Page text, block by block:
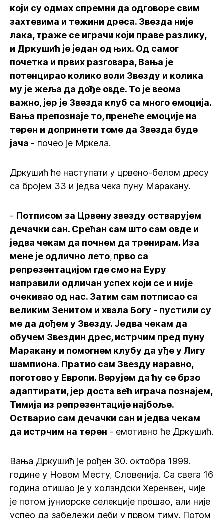
који су одмах спремни да одговоре свим
захтевима и тежини дреса. Звезда није
лака, траже се играчи који праве разлику,
и Дркушић је један од њих. Од самог
почетка и првих разговара, Вања је
потенцирао колико воли Звезду и колика
му је жеља да дође овде. То је веома
важно, јер је Звезда клуб са много емоција.
Вања препознаје то, пренеће емоције на
терен и допринети томе да Звезда буде
јача - почео је Мркела.
Дркушић ће наступати у црвено-белом дресу
са бројем 33 и једва чека пуну Маракану.
- Потписом за Црвену звезду остварујем
дечачки сан. Срећан сам што сам овде и
једва чекам да почнем да тренирам. Иза
мене је одлично лето, прво са
репрезентацијом где смо на Еуру
направили одличан успех који се и није
очекивао од нас. Затим сам потписао са
великим Зенитом и хвала Богу - пустили су
ме да дођем у Звезду. Једва чекам да
обучем Звездин дрес, истрчим пред пуну
Маракану и помогнем клубу да уђе у Лигу
шампиона. Пратио сам Звезду наравно,
поготово у Европи. Верујем да ћу се брзо
адаптирати, јер доста већ играча познајем,
Тимија из репрезентације најбоље.
Остварио сам дечачки сан и једва чекам
да истрчим на терен - емотивно ће Дркушић.
Вања Дркушић је рођен 30. октобра 1999.
године у Новом Месту, Словенија. Са свега 16
година отишао је у холандски Херенвен, чије
је потом јуниорске селекције прошао, али није
успео да забележи деби у првом тиму. Потом